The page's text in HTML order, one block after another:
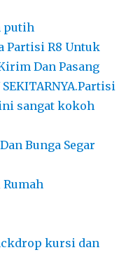
putih
Partisi R8 Untuk
Dan Pasang
SEKITARNYA.Partisi
sangat kokoh
Bunga Segar
kursi dan